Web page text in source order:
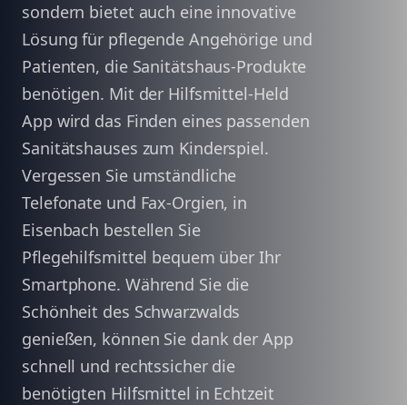
sondern bietet auch eine innovative
Lösung für pflegende Angehörige und
Patienten, die Sanitätshaus-Produkte
benötigen. Mit der Hilfsmittel-Held
App wird das Finden eines passenden
Sanitätshauses zum Kinderspiel.
Vergessen Sie umständliche
Telefonate und Fax-Orgien, in
Eisenbach bestellen Sie
Pflegehilfsmittel bequem über Ihr
Smartphone. Während Sie die
Schönheit des Schwarzwalds
genießen, können Sie dank der App
schnell und rechtssicher die
benötigten Hilfsmittel in Echtzeit